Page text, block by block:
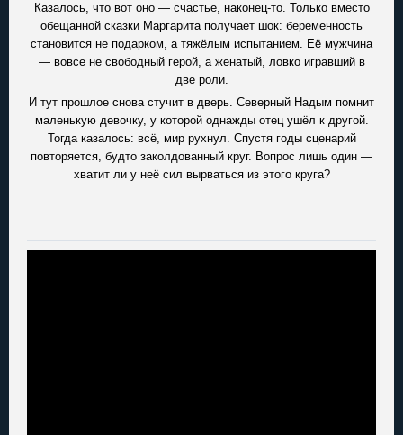
Казалось, что вот оно — счастье, наконец-то. Только вместо
обещанной сказки Маргарита получает шок: беременность
становится не подарком, а тяжёлым испытанием. Её мужчина
— вовсе не свободный герой, а женатый, ловко игравший в
две роли.
И тут прошлое снова стучит в дверь. Северный Надым помнит
маленькую девочку, у которой однажды отец ушёл к другой.
Тогда казалось: всё, мир рухнул. Спустя годы сценарий
повторяется, будто заколдованный круг. Вопрос лишь один —
хватит ли у неё сил вырваться из этого круга?